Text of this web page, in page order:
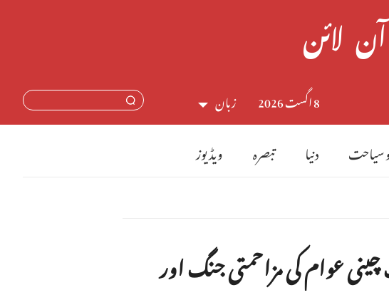
زبان
中文简体
Français
Español
8 اگست 2026
سیاحت دنیا تبصرہ ویڈیوز
عوام کی مزاحمتی جنگ اور